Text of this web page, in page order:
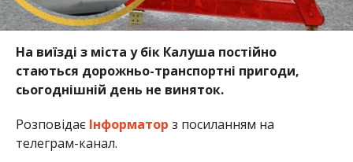
На виїзді з міста у бік Калуша постійно
стаються дорожньо-транспортні пригоди,
сьогоднішній день не виняток.
Розповідає Інформатор з посиланням на
телеграм-канал.